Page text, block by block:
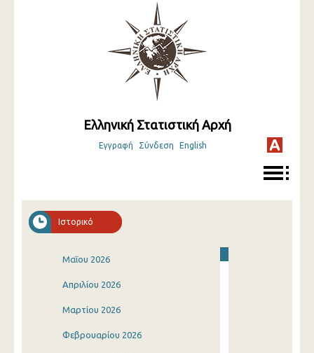
Ελληνική Στατιστική Αρχή
Εγγραφή Σύνδεση English
Ιστορικό
Μαΐου 2026
Απριλίου 2026
Μαρτίου 2026
Φεβρουαρίου 2026